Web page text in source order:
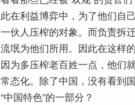
此在利益博弈中，为了他们自
一伙人压榨的对象。而负责拆
流氓为他们所用。因此在这样
因为多压榨老百姓一点，他们
常态化。除了中国，没有看到
“中国特色”的一部分？